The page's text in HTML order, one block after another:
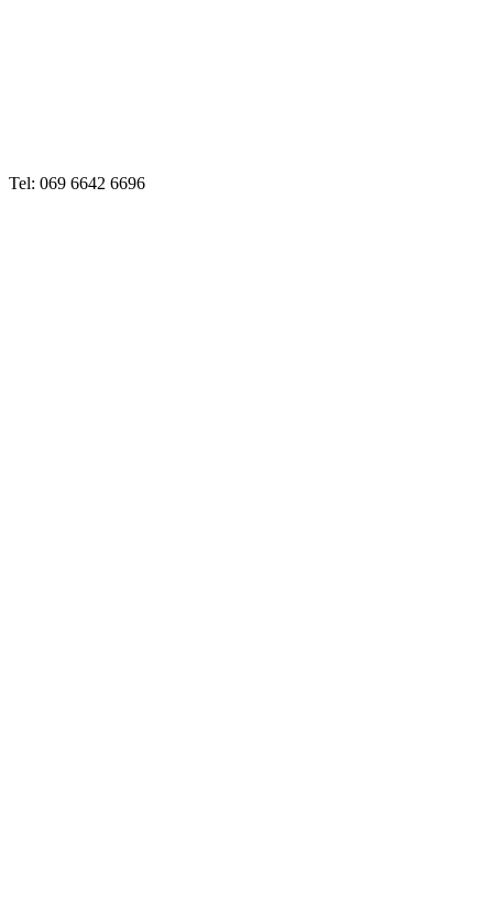
Tel: 069 6642 6696